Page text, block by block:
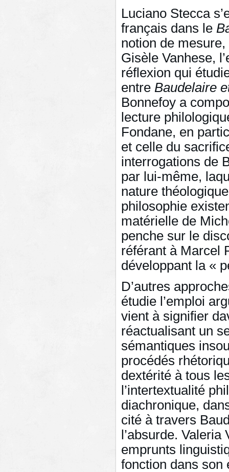
Luciano Stecca
français dans le
notion de
Gisèle Vanhese,
réflexion qui
entre Baudelaire
Bonnefoy a
lecture
Fondane, en
et celle du
interrogations de
par lui-même,
nature
philosophie
matérielle de
penche sur le
référant à Marcel
développant la «
D’autres
étudie l’emploi
vient à signifier
réactualisant un
sémantiques
procédés
dextérité à tous
l’intertextualité
diachronique,
cité à travers
l’absurde.
emprunts
fonction dans son